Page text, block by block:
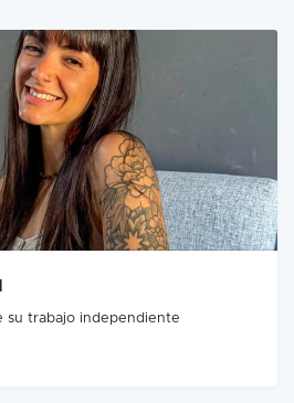
su trabajo independiente